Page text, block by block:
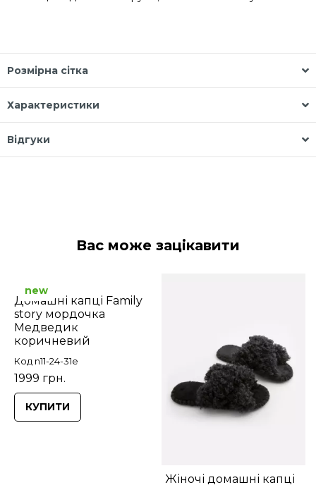
Розмірна сітка
Характеристики
Відгуки
Вас може зацікавити
Домашні капці Family
story мордочка
Медведик
коричневий
Код n11-24-31e
1999 грн.
new
КУПИТИ
Жіночі домашні капці